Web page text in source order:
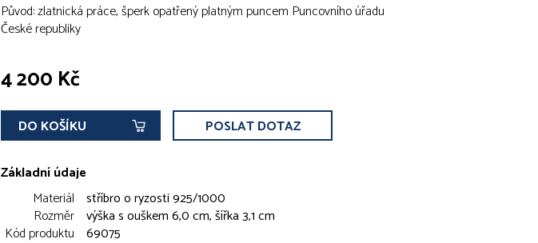
Původ: zlatnická práce, šperk opatřený platným puncem Puncovního úřadu
České republiky
4 200 Kč
DO KOŠÍKU POSLAT DOTAZ
Základní údaje
Materiál stříbro o ryzosti 925/1000
Rozměr výška s ouškem 6,0 cm, šířka 3,1 cm
Kód produktu 69075